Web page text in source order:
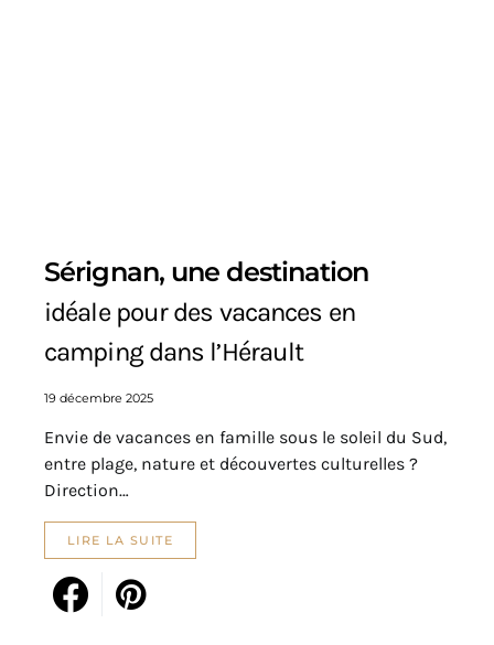
Sérignan, une destination
idéale pour des vacances en
camping dans l’Hérault
19 décembre 2025
Envie de vacances en famille sous le soleil du Sud,
entre plage, nature et découvertes culturelles ?
Direction…
LIRE LA SUITE